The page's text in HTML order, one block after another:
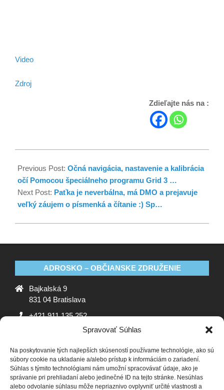
Spravovať Súhlas
Na poskytovanie tých najlepších skúseností používame technológie, ako sú
súbory cookie na ukladanie a/alebo prístup k informáciám o zariadení.
Súhlas s týmito technológiami nám umožní spracovávať údaje, ako je
správanie pri prehliadaní alebo jedinečné ID na tejto stránke. Nesúhlas
alebo odvolanie súhlasu môže nepriaznivo ovplyvniť určité vlastnosti a
Video
Zdroj
Zdieľajte nás na :
Previous Post: Očná navigácia, nastavenie a kalibrácia
očí Pomocou špeciálneho programu Grid 3 …
Next Post: Paťka je neverbálna, má DMO a prejavuje
veľký záujem o písmenká a čítanie :) Sp…
ADROSKO – OBČIANSKE ZDRUŽENIE
Bajkalská 9
831 04 Bratislava
+421 911 135 252
ADROSKO
Stanovy OZ Ochrana osobných údajov
Zásady
používania súborov cookie (EÚ)
Vyhlásenie o ochrane